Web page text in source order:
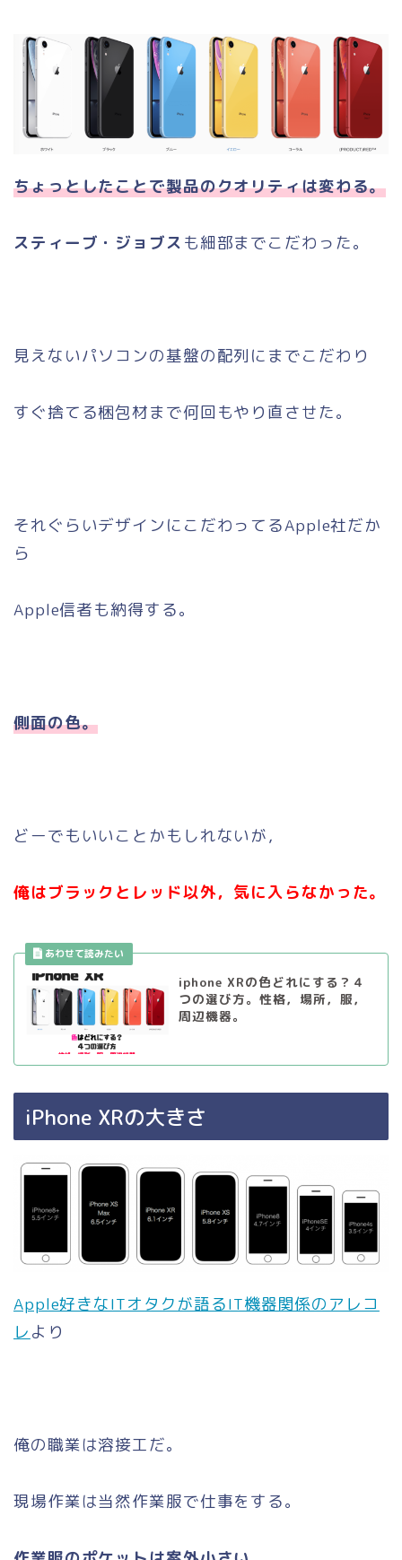
ちょっとしたことで製品のクオリティは変わる。
スティーブ・ジョブス も細部までこだわった。
見えないパソコンの基盤の配列にまでこだわり
すぐ捨てる梱包材まで何回もやり直させた。
それぐらいデザインにこだわってるApple社だか
ら
Apple信者も納得する。
側面の色。
どーでもいいことかもしれないが，
俺はブラックとレッド以外，気に入らなかった。
iphone XRの色どれにする？４
つの選び方。性格，場所，服，
周辺機器。
iPhone XRの大きさ
Apple好きなITオタクが語るIT機器関係のアレコ
レ より
俺の職業は溶接工だ。
現場作業は当然作業服で仕事をする。